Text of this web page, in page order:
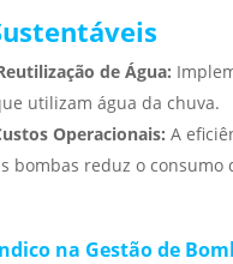
de Água:
utilizam água da chuva.
Operacionais: A
bombas reduz o consumo
na Gestão de